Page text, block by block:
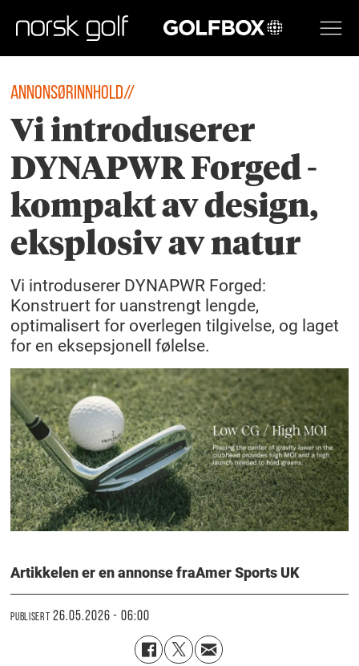
GOLFBOX
ANNONSØRINNHOLD//
Vi introduserer
DYNAPWR Forged -
kompakt av design,
eksplosiv av natur
Vi introduserer DYNAPWR Forged:
Konstruert for uanstrengt lengde,
optimalisert for overlegen tilgivelse, og laget
for en eksepsjonell følelse.
Artikkelen er en annonse fraAmer Sports UK
PUBLISERT 26.05.2026 - 06:00